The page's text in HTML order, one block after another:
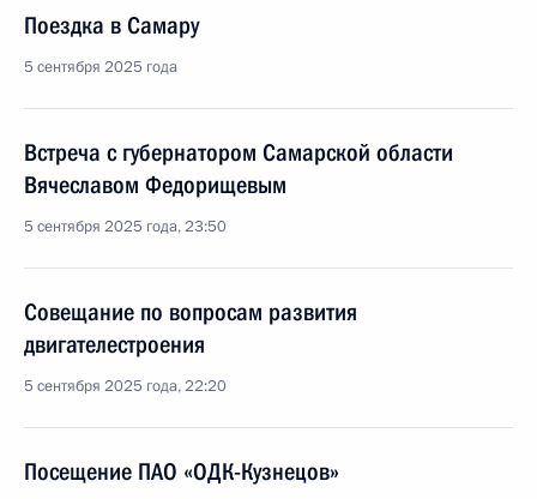
Поездка в Самару
5 сентября 2025 года
Встреча с губернатором Самарской области
Вячеславом Федорищевым
5 сентября 2025 года, 23:50
Совещание по вопросам развития
двигателестроения
5 сентября 2025 года, 22:20
Посещение ПАО «ОДК-Кузнецов»